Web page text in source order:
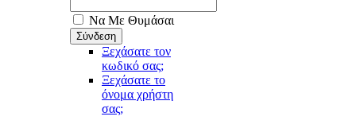
Να Με Θυμάσαι
Ξεχάσατε τον
κωδικό σας;
Ξεχάσατε το
όνομα χρήστη
σας;